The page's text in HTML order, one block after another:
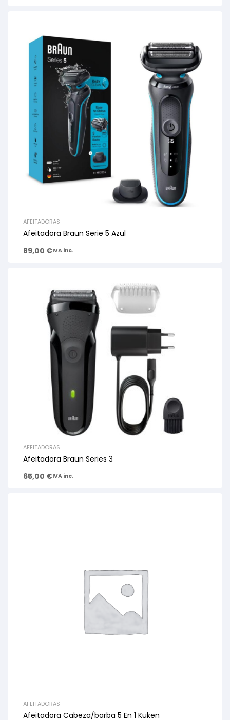
AFEITADORAS
Afeitadora Braun Serie 5 Azul
89,00 €IVA inc.
AFEITADORAS
Afeitadora Braun Series 3
65,00 €IVA inc.
AFEITADORAS
Afeitadora Cabeza/barba 5 En 1 Kuken